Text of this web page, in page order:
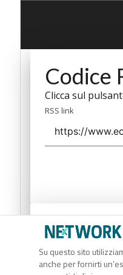
Su questo sito
anche per fornirti
Codice
Clicca sul
RSS link
Codice
Clicca sul
RSS link